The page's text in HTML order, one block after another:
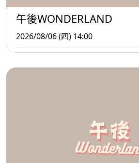
午後WONDERLAND
2026/08/06 (四) 14:00